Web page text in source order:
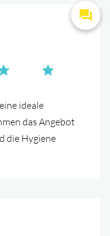
ideale
das Angebot
die Hygiene